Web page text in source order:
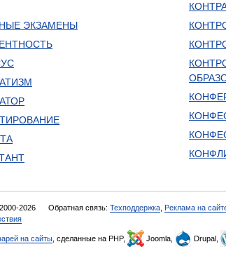
ЭКЗАМЕНЫ
2026 Обратная связь: Техподдержка Реклама на
на сайты , сделанные на PHP, Joomla, Drupal,